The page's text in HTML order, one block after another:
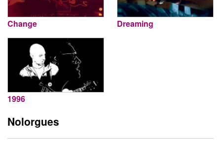
Change Dreaming
1996
Nolorgues